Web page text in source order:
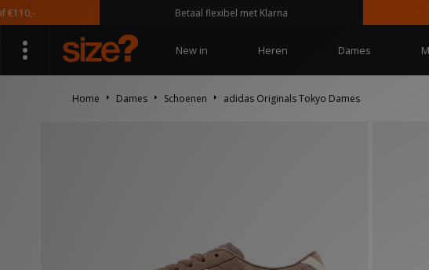
Betaal flexibel met Klarna
New in Heren Dames
Home Dames Schoenen adidas Originals Tokyo Dames